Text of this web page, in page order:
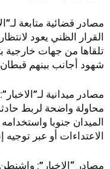
مصادر قضائية متابعة
القرار الظني يعود
تلقاها من جهات خارجية
شهود أجانب بينهم
مصادر ميدانية
محاولة واضحة لربط
الميدان جنوبا
الاعتداءات أو عبر
مصادر “الاخبار”: